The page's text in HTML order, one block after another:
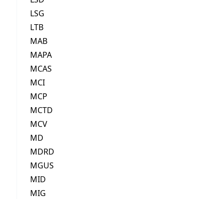
LSG
LTB
MAB
MAPA
MCAS
MCI
MCP
MCTD
MCV
MD
MDRD
MGUS
MID
MIG